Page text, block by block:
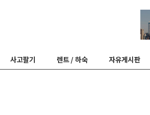
사고팔기 렌트 / 하숙 자유게시판